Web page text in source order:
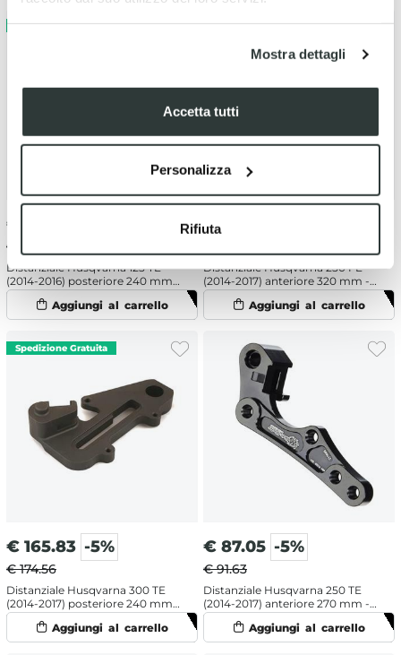
Mostra dettagli
Accetta tutti
Personalizza
Rifiuta
€
€ 174.56
Distanziale Husqvarna 125 TE
(2014-2016) posteriore 240 mm -
Galfer
€
Distanziale Husqvarna 250 FE
(2014-2017) anteriore 320 mm -
Moto Master
€ 165.83 -5%
€ 174.56
Distanziale Husqvarna 300 TE
(2014-2017) posteriore 240 mm -
Galfer
€ 87.05 -5%
€ 91.63
Distanziale Husqvarna 250 TE
(2014-2017) anteriore 270 mm -
Moto Master